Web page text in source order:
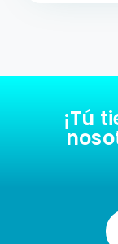
¡Tú